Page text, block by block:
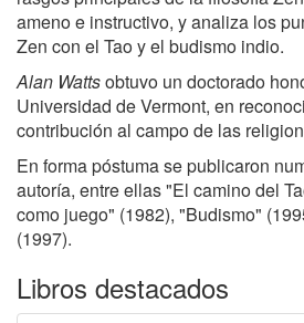
ameno e instructivo, y analiza los
Zen con el Tao y el budismo indio.
Alan Wattsobtuvo un doctorado
Universidad de Vermont, en
contribución al campo de las
En forma póstuma se publicaron
autoría, entre ellas "El camino del
como juego" (1982), "Budismo"
(1997).
Libros destacados